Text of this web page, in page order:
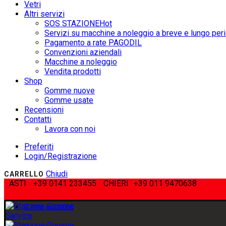
Vetri
Altri servizi
SOS STAZIONEHot
Servizi su macchine a noleggio a breve e lungo
Pagamento a rate PAGODIL
Convenzioni aziendali
Macchine a noleggio
Vendita prodotti
Shop
Gomme nuove
Gomme usate
Recensioni
Contatti
Lavora con noi
Preferiti
Login/Registrazione
CARRELLO Chiudi
ASTI
+39 0141 233455 CHIERI +39 011 9470638
Il mio account